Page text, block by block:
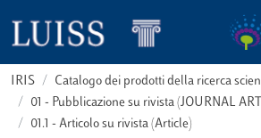
IRIS
Catalogo dei prodotti della ricerca
01 - Pubblicazione su rivista (JOURNAL
01.1 - Articolo su rivista (Article)